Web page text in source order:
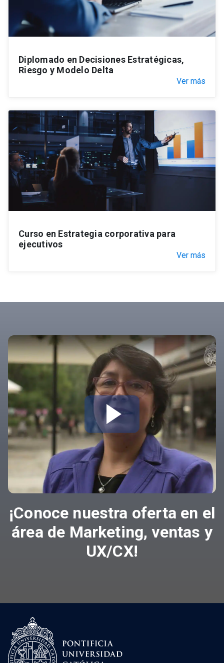
Diplomado en Decisiones Estratégicas,
Riesgo y Modelo Delta
Ver más
Curso en Estrategia corporativa para
ejecutivos
Ver más
¡Conoce nuestra oferta en el
área de Marketing, ventas y
UX/CX!